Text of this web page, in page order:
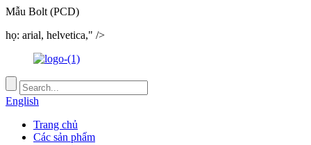
Mẫu Bolt (PCD)
họ: arial, helvetica," />
English
Trang chủ
Các sản phẩm